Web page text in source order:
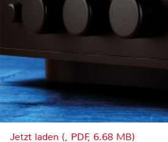
Jetzt laden (, PDF, 6.68 MB)